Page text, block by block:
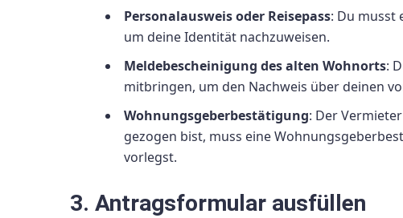
Personalausweis oder Reisepass: Du musst
um deine Identität nachzuweisen.
Meldebescheinigung des alten Wohnorts:
mitbringen, um den Nachweis über deinen
Wohnungsgeberbestätigung: Der
gezogen bist, muss eine
vorlegst.
3. Antragsformular ausfüllen